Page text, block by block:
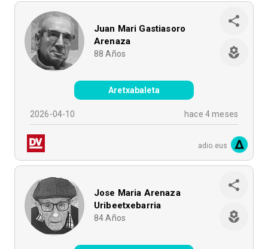
Juan Mari Gastiasoro
Arenaza
88 Años
Aretxabaleta
2026-04-10 hace 4 meses
adio.eus
Jose Maria Arenaza
Uribeetxebarria
84 Años